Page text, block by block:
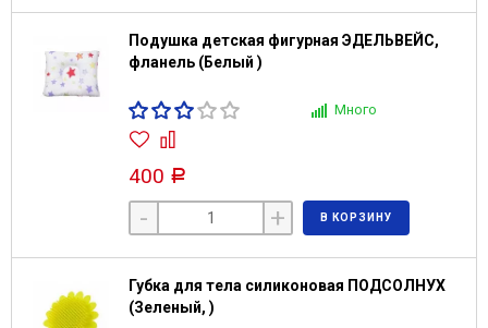
Подушка детская фигурная ЭДЕЛЬВЕЙС,
фланель (Белый )
Много
400 Р
- + В КОРЗИНУ
Губка для тела силиконовая ПОДСОЛНУХ
(Зеленый, )